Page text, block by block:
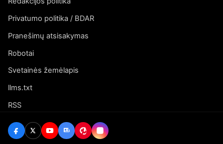
Privatumo politika / BDAR
Pranešimų atsisakymas
Robotai
Svetainės žemėlapis
llms.txt
RSS